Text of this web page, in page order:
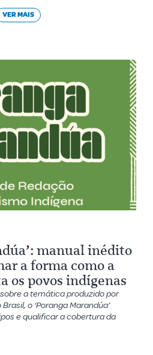
VER MAIS
manual inédito
a forma como a
os povos indígenas
a temática produzido por
o ‘Poranga Marandúa’
e qualificar a cobertura da